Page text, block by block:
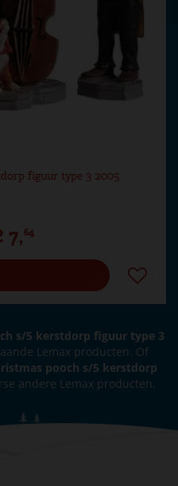
figuur type 3 2005
7,64
s/5 kerstdorp figuur type 3
Lemax producten. Of
pooch s/5 kerstdorp
andere Lemax producten.